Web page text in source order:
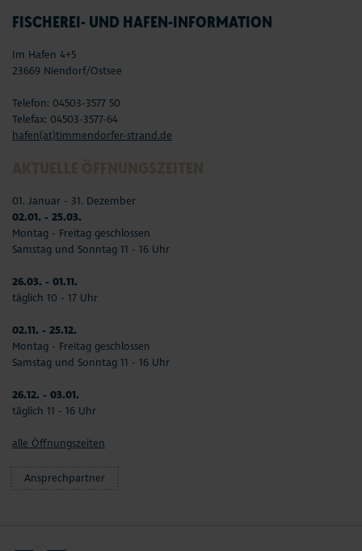
FISCHEREI- UND HAFEN-INFORMATION
Im Hafen 4+5
23669 Niendorf/Ostsee
Telefon: 04503-3577 50
Telefax: 04503-3577-64
hafen(at)timmendorfer-strand.de
01. Januar - 31. Dezember
02.01. - 25.03.
Montag - Freitag geschlossen
Samstag und Sonntag 11 - 16 Uhr
26.03. - 01.11.
täglich 10 - 17 Uhr
02.11. - 25.12.
Montag - Freitag geschlossen
Samstag und Sonntag 11 - 16 Uhr
26.12. - 03.01.
täglich 11 - 16 Uhr
alle Öffnungszeiten
Ansprechpartner